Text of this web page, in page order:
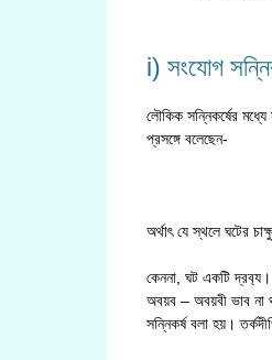
i) সংযোগ
লৌকিক সন্নিকর্ষের
প্রসঙ্গে বলেছেন-
অর্থাৎ যে স্থলে ঘটের
কেননা, ঘট একটি
অবয়ব – অবয়বী ভাব না
সন্নিকর্ষ বলা হয়।